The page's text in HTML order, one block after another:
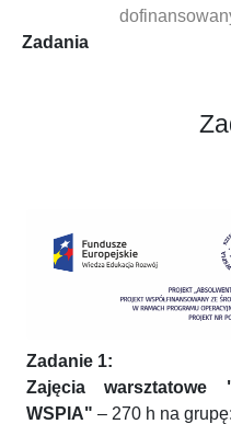
Zadania
Zadanie 1:
Zajęcia warsztatowe
WSPIA" – 270 h na grupę: